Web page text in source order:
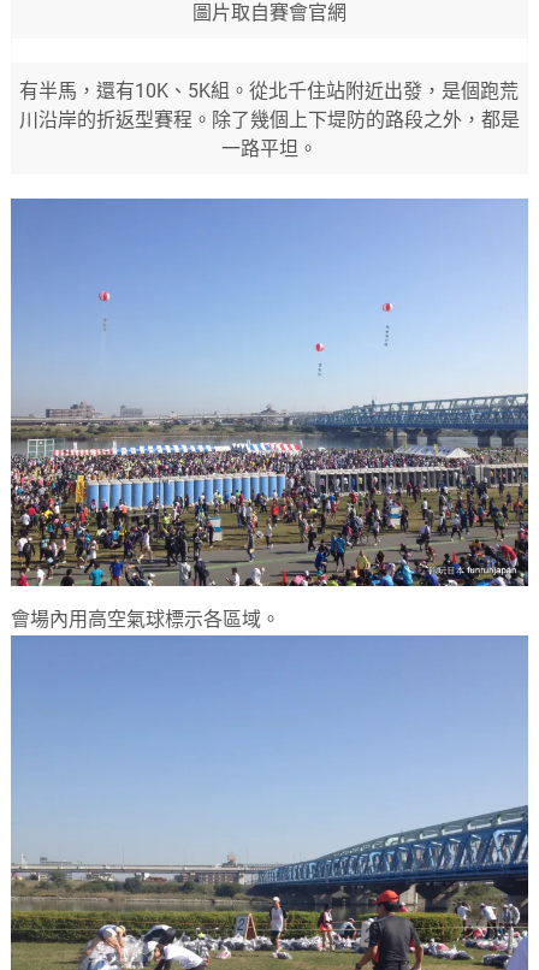
圖片取自賽會官網
有半馬，還有10K、5K組。從北千住站附近出發，是個跑荒
川沿岸的折返型賽程。除了幾個上下堤防的路段之外，都是
一路平坦。
會場內用高空氣球標示各區域。